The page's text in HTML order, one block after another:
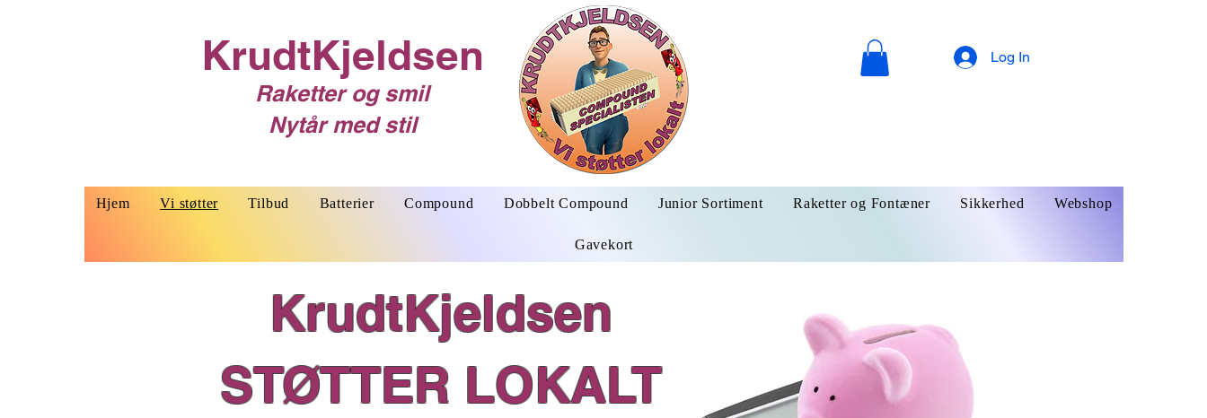
KrudtKjeldsen
Raketter og smil
Nytår med stil
Log In
Hjem Vi støtter Tilbud Batterier Compound Dobbelt Compound Junior Sortiment Raketter og Fontæner Sikkerhed Webshop
Gavekort
KrudtKjeldsen
STØTTER LOKALT